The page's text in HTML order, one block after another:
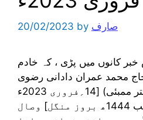
20/02/2023 by صارف
کانوں میں پڑی ، کہ خادم
محمد عمران دادانی رضوی
صاحب (بانی نشانِ اختر ممبئی) [14؍فروری 2023ء
مطابق 22 / رجب المرجب 1444ھ بروز منگل] وصال